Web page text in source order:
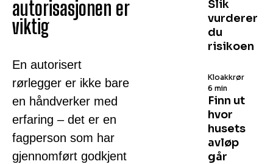
autorisasjonen er
viktig
En autorisert
rørlegger er ikke bare
en håndverker med
erfaring – det er en
fagperson som har
gjennomført godkjent
Slik
vurderer
du
risikoen
Finn ut
hvor
husets
avløp
går
Kloakkrør
6 min